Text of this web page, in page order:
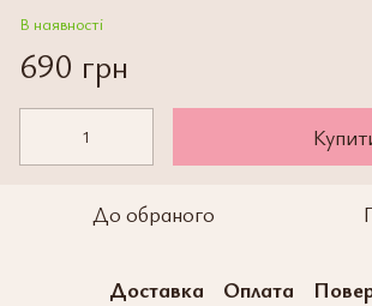
В наявності
690 грн
До обраного
Доставка Оплата